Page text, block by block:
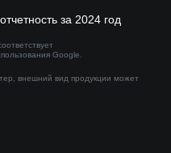
за 2024 год
Google.
внешний вид продукции может